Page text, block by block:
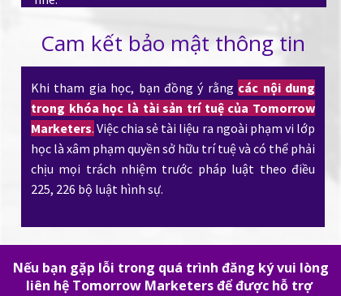
Khi tham gia học, bạn đồng ý rằng các nội dung
trong khóa học là tài sản trí tuệ của Tomorrow
Marketers. Việc chia sẻ tài liệu ra ngoài phạm vi lớp
học là xâm phạm quyền sở hữu trí tuệ và có thể phải
chịu mọi trách nhiệm trước pháp luật theo điều
225, 226 bộ luật hình sự.
Cam kết bảo mật thông tin
Nếu bạn gặp lỗi trong quá trình đăng ký vui lòng
liên hệ Tomorrow Marketers để được hỗ trợ